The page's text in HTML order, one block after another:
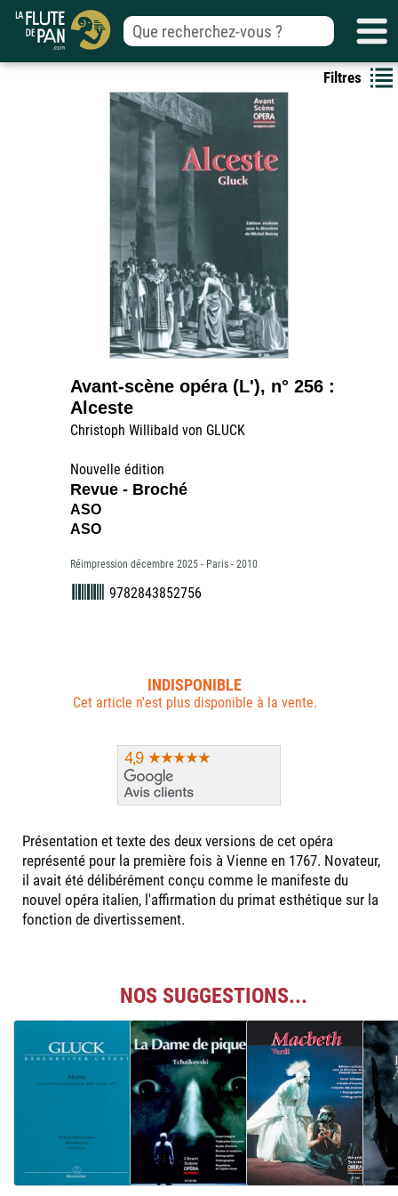
Filtres
Avant-scène opéra (L'), n° 256 :
Alceste
Christoph Willibald von GLUCK
Nouvelle édition
Revue - Broché
ASO
ASO
Réimpression décembre 2025 - Paris - 2010
9782843852756
INDISPONIBLE
Cet article n'est plus disponible à la vente.
Présentation et texte des deux versions de cet opéra
représenté pour la première fois à Vienne en 1767. Novateur,
il avait été délibérément conçu comme le manifeste du
nouvel opéra italien, l'affirmation du primat esthétique sur la
fonction de divertissement.
NOS SUGGESTIONS...